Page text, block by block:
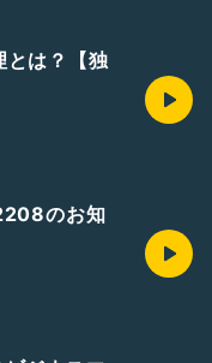
は？【独
のお知